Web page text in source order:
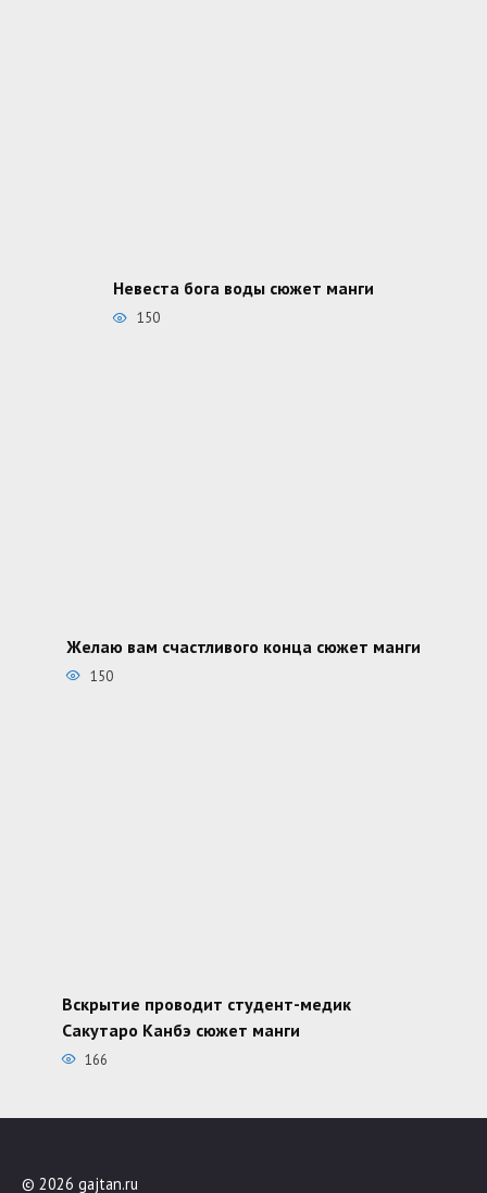
Невеста бога воды сюжет манги
150
Желаю вам счастливого конца сюжет манги
150
Вскрытие проводит студент-медик
Сакутаро Канбэ сюжет манги
166
© 2026 gajtan.ru